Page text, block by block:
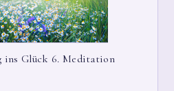
ins Glück 6. Meditation